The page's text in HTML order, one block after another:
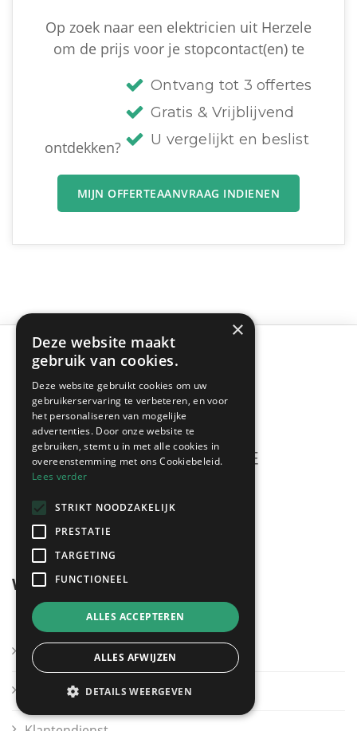
Op zoek naar een elektricien uit Herzele
om de prijs voor je stopcontact(en) te
ontdekken?
Ontvang tot 3 offertes
Gratis & Vrijblijvend
U vergelijkt en beslist
MIJN OFFERTEAANVRAAG INDIENEN
gratis & vrijblijvend!
Wegwijzer
Kies mijn regio
Andere sectoren
×
Deze website maakt
gebruik van cookies.
Deze website gebruikt cookies om uw
gebruikerservaring te verbeteren, en voor
het personaliseren van mogelijke
advertenties. Door onze website te
gebruiken, stemt u in met alle cookies in
overeenstemming met ons Cookiebeleid.
Lees verder
STRIKT NOODZAKELIJK
PRESTATIE
TARGETING
FUNCTIONEEL
ALLES ACCEPTEREN
ALLES AFWIJZEN
DETAILS WEERGEVEN